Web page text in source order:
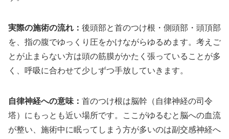
実際の施術の流れ： 後頭部と首のつけ根・側頭部・頭頂部
を、指の腹でゆっくり圧をかけながらゆるめます。考えご
とが止まらない方は頭の筋膜がかたく張っていることが多
く、呼吸に合わせて少しずつ手放していきます。
自律神経への意味： 首のつけ根は脳幹（自律神経の司令
塔）にもっとも近い場所です。ここがゆるむと脳への血流
が整い、施術中に眠ってしまう方が多いのは副交感神経へ